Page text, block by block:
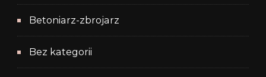
Betoniarz-zbrojarz
Bez kategorii